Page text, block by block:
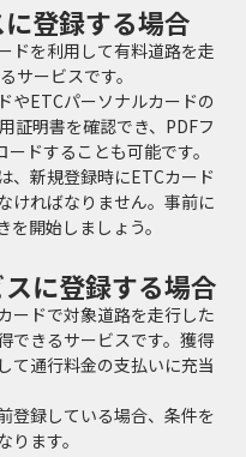
登録する場合
ドを利用して有料道路を走
サービスです。
やETCパーソナルカードの
証明書を確認でき、PDFフ
ドすることも可能です。
、新規登録時にETCカード
ければなりません。事前に
開始しましょう。
に登録する場合
ードで対象道路を走行した
できるサービスです。獲得
て通行料金の支払いに充当
登録している場合、条件を
ます。